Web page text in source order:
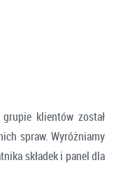
klientów został
spraw. Wyróżniamy
składek i panel dla